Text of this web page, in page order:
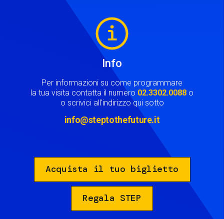
Info
Per informazioni su come programmare
la tua visita contatta il numero 02.3302.0088 o
o scrivici all'indirizzo qui sotto
info@steptothefuture.it
Acquista il tuo biglietto
Regala STEP